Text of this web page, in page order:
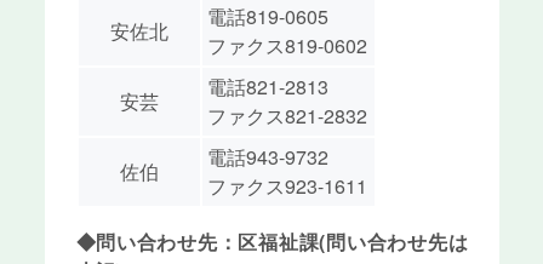
安佐北
電話819-0605
ファクス819-0602
安芸
電話821-2813
ファクス821-2832
佐伯
電話943-9732
ファクス923-1611
◆問い合わせ先：区福祉課(問い合わせ先は